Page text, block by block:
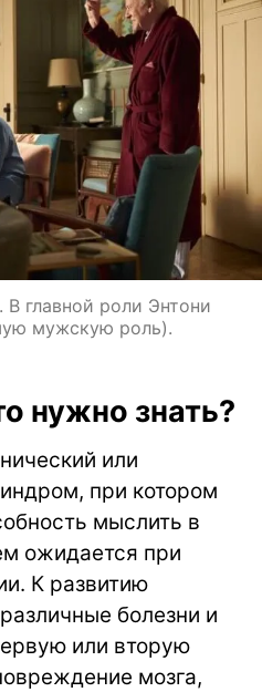
главной роли Энтони
мужскую роль).
нужно знать?
или
при котором
мыслить в
ожидается при
К развитию
болезни и
или вторую
мозга,